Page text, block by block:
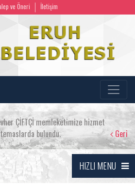
ve Öneri İletişim
ÇİFTÇİ memleketimize hizmet
bulundu.
Geri
HIZLI MENU